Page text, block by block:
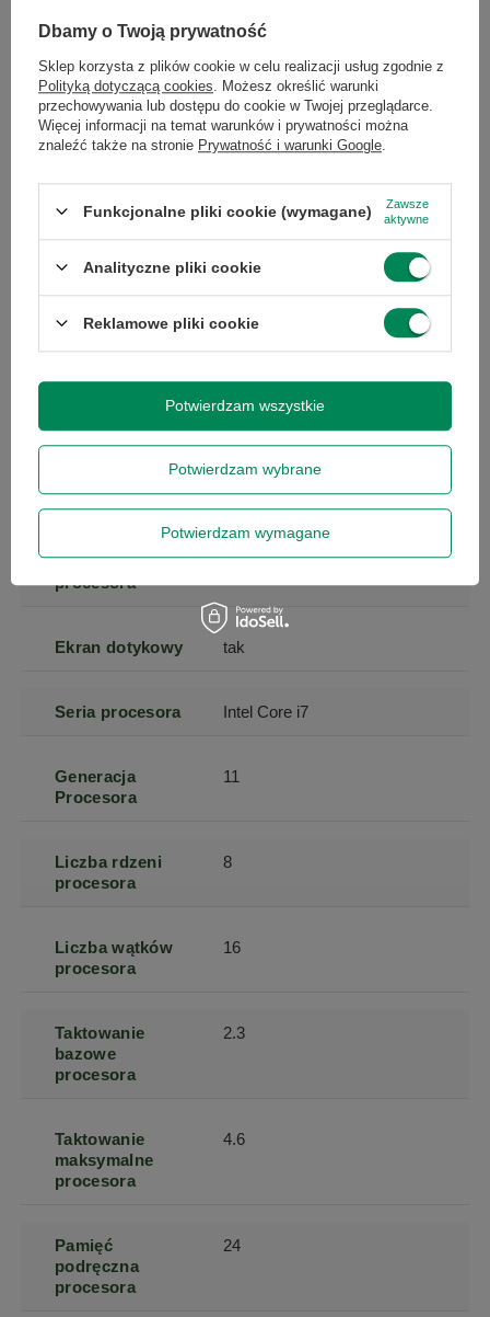
Marka
Model Precision 7560
Układ klawiatury QWERTY - naklejki
ekranu
matrycy
błyszcząca
antyrefleksyjna
Model
procesora
Intel Core i7-11800H
Ekran dotykowy tak
Seria procesora Intel Core i7
Generacja
Procesora
11
Liczba rdzeni
procesora
8
Liczba wątków
procesora
16
Taktowanie
bazowe
procesora
2.3
Taktowanie
maksymalne
procesora
4.6
Pamięć
podręczna
procesora
24
Dbamy o Twoją prywatność
Sklep korzysta z plików cookie w celu realizacji usług zgodnie z
Polityką dotyczącą cookies . Możesz określić warunki
przechowywania lub dostępu do cookie w Twojej przeglądarce.
Więcej informacji na temat warunków i prywatności można
znaleźć także na stronie Prywatność i warunki Google
Funkcjonalne pliki cookie (wymagane)
Zawsze
aktywne
Analityczne pliki cookie
Reklamowe pliki cookie
Potwierdzam wybrane
Potwierdzam wymagane
Potwierdzam wszystkie